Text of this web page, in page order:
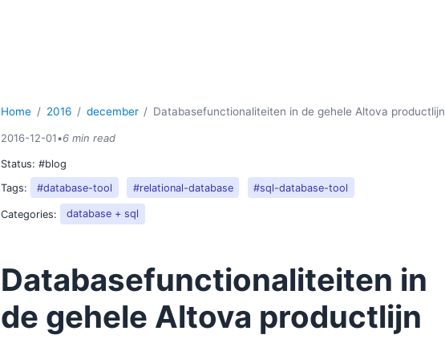
Home 2016 december Databasefunctionaliteiten in de gehele Altova productlijn
2016-12-01•6 min read
Status:#blog
Tags:
#database-tool #relational-database #sql-database-tool
Categories: database + sql
Databasefunctionaliteiten in
de gehele Altova productlijn